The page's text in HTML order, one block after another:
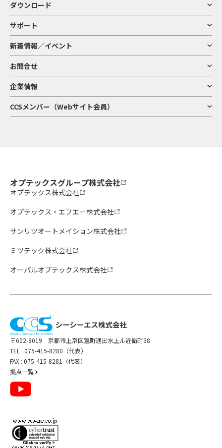
ダウンロード
サポート
新着情報／イベント
お問合せ
企業情報
CCSメンバー（Webサイト会員）
オプテックスグループ株式会社
オプテックス株式会社
オプテックス・エフエー株式会社
サンリツオートメイション株式会社
ミツテック株式会社
オーパルオプテックス株式会社
〒602-8019 京都市上京区室町通出水上ル近衛町38
TEL : 075-415-8280（代表）
FAX : 075-415-8281（代表）
拠点一覧